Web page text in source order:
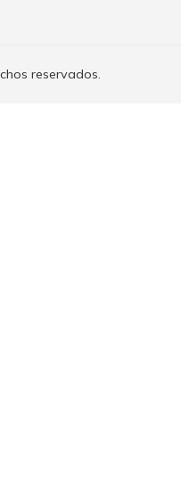
reservados.